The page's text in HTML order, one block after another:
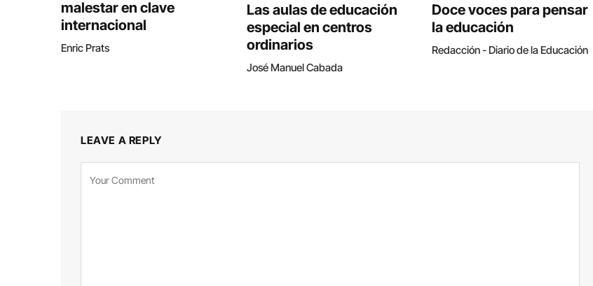
malestar en clave
internacional
Enric Prats
Las aulas de educación
especial en centros
ordinarios
José Manuel Cabada
Doce voces para pensar
la educación
Redacción - Diario de la Educación
LEAVE A REPLY